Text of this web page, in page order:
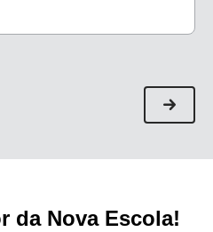
da Nova Escola!